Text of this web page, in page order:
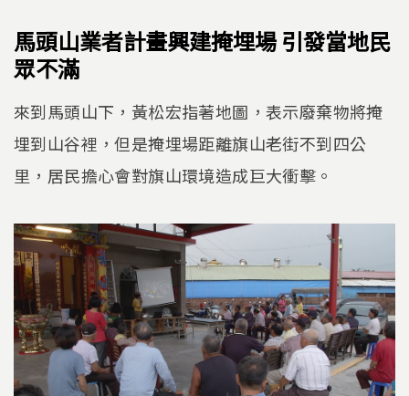
馬頭山業者計畫興建掩埋場 引發當地民
眾不滿
來到馬頭山下，黃松宏指著地圖，表示廢棄物將掩
埋到山谷裡，但是掩埋場距離旗山老街不到四公
里，居民擔心會對旗山環境造成巨大衝擊。